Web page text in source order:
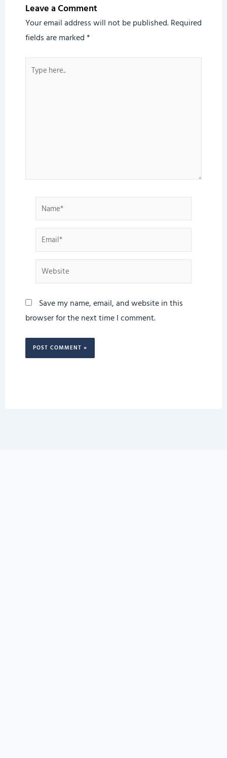
Leave a Comment
Your email address will not be published.Required
fields are marked*
Type
here..
Name*
Email*
Website
Save my name, email, and website in this
browser for the next time I comment.